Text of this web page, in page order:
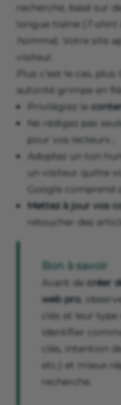
recherche, basé sur
longue traîne (
T-
homme). Votre site
visiteur.
Plus c’est le cas,
autorité grimpe en
Privilégiez le
Ne rédigez pas
pour vos lecteurs ;
Adoptez un ton
un visiteur quitte
Google comprend
Mettez à jour vos
retoucher des
Bon à savoir
Avant de créer
web pro,
clés et leur
identifier
clés, intention
etc.) et mieux
recherche.